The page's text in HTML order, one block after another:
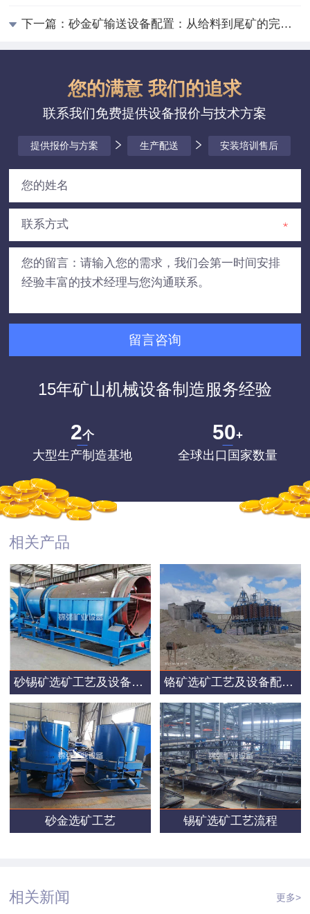
下一篇： 砂金矿输送设备配置：从给料到尾矿的完整输送方案
您的满意 我们的追求
联系我们免费提供设备报价与技术方案
提供报价与方案 生产配送 安装培训售后
15年矿山机械设备制造服务经验
2个
大型生产制造基地
50+
全球出口国家数量
相关产品
砂锡矿选矿工艺及设备配置方案 铬矿选矿工艺及设备配置方案
砂金选矿工艺 锡矿选矿工艺流程
相关新闻 更多>